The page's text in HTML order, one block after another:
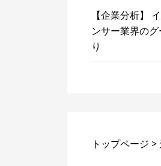
【企業分析】
ンサー業界の
り
トップページ >